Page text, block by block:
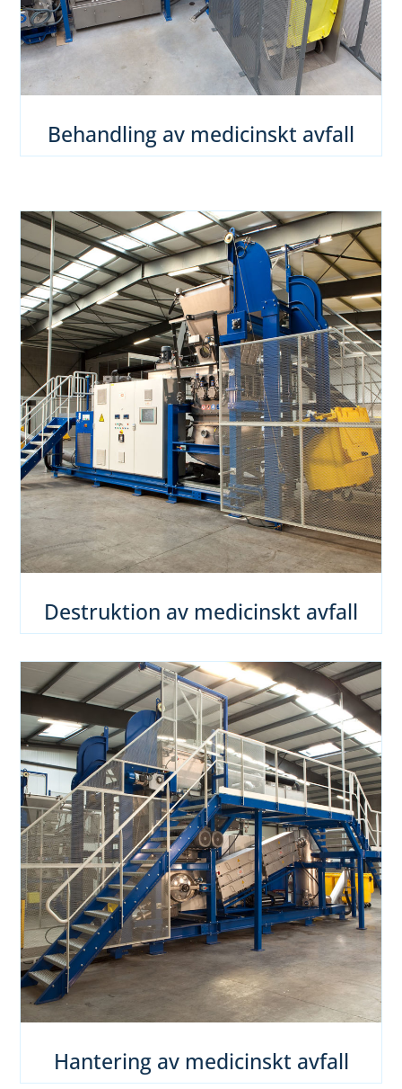
Behandling av medicinskt avfall
Destruktion av medicinskt avfall
Hantering av medicinskt avfall